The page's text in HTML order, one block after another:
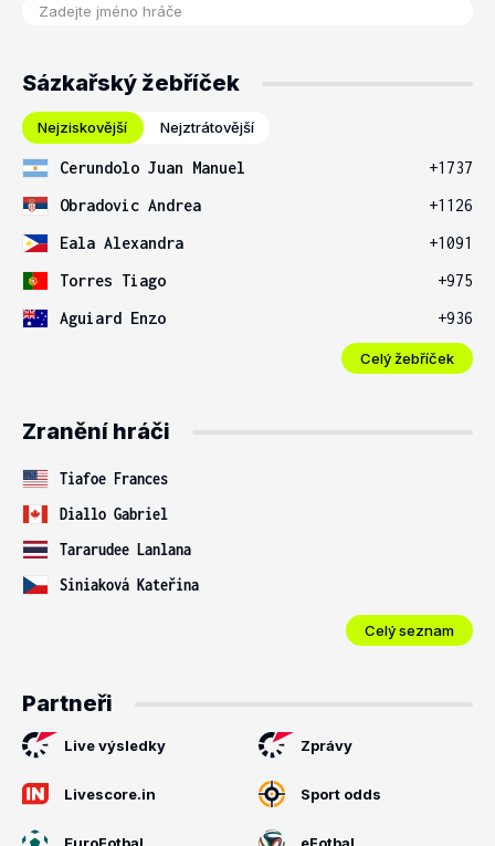
Sázkařský žebříček
Nejziskovější Nejztrátovější
Cerundolo Juan Manuel
+1737
Obradovic Andrea
+1126
Eala Alexandra
+1091
Torres Tiago
+975
Aguiard Enzo
+936
Celý žebříček
Zranění hráči
Tiafoe Frances
Diallo Gabriel
Tararudee Lanlana
Siniaková Kateřina
Celý seznam
Partneři
Live výsledky Zprávy
Livescore.in Sport odds
EuroFotbal eFotbal